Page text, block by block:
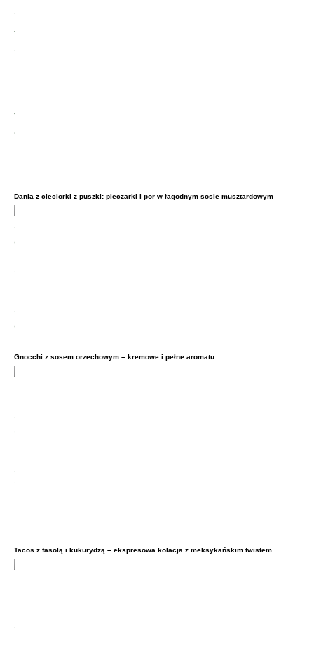
Dania z cieciorki z puszki: pieczarki i por w łagodnym sosie musztardowym
Gnocchi z sosem orzechowym – kremowe i pełne aromatu
Tacos z fasolą i kukurydzą – ekspresowa kolacja z meksykańskim twistem